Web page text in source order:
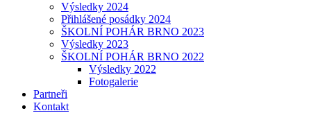
Výsledky 2024
Přihlášené posádky 2024
ŠKOLNÍ POHÁR BRNO 2023
Výsledky 2023
ŠKOLNÍ POHÁR BRNO 2022
Výsledky 2022
Fotogalerie
Partneři
Kontakt